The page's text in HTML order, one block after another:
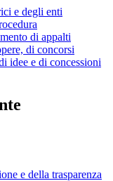
e degli enti
di appalti
di concorsi
idee e di concessioni
e della trasparenza